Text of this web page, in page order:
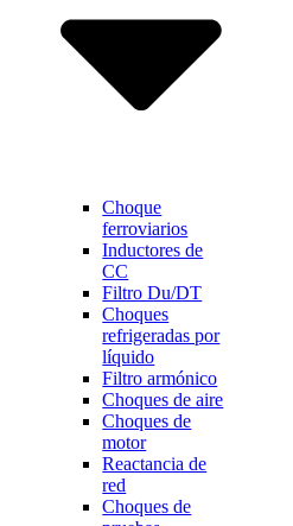
Choque
ferroviarios
Inductores de
CC
Filtro Du/DT
Choques
refrigeradas por
líquido
Filtro armónico
Choques de aire
Choques de
motor
Reactancia de
red
Choques de